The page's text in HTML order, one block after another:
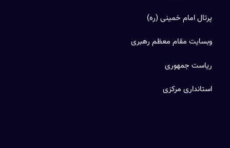
پرتال امام خمینی (ره)
وبسایت مقام معظم رهبری
ریاست جمهوری
استانداری مرکزی